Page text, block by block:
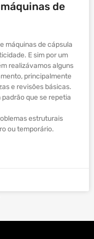
de
máquinas de cápsula
E sim por um
realizávamos alguns
principalmente
e revisões básicas.
que se repetia
estruturais
ou temporário.